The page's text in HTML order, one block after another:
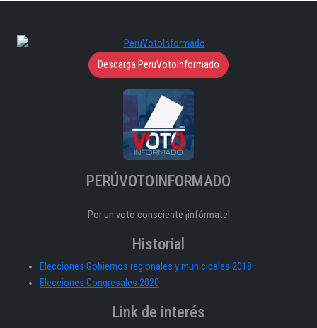
Descarga PeruVotoInformado
PERÚVOTOINFORMADO
Por un voto consciente ¡infórmate!
Historial
Elecciones Gobiernos regionales y municipales 2018
Elecciones Congresales 2020
Link de interés